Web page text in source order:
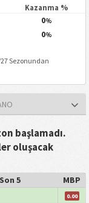
Kazanma %
0%
0%
Sezonundan
başlamadı.
oluşacak
Son 5 MBP
0.00